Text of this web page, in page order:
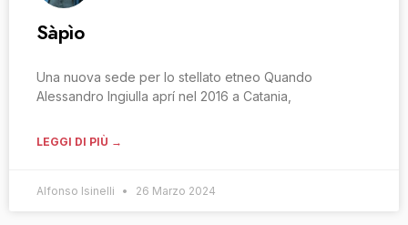
Sàpìo
Una nuova sede per lo stellato etneo Quando
Alessandro Ingiulla aprí nel 2016 a Catania,
LEGGI DI PIÙ →
Alfonso Isinelli 26 Marzo 2024